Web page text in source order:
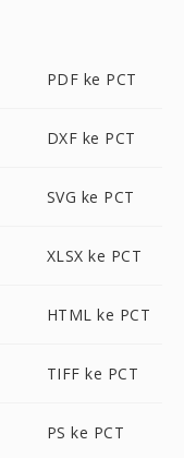
PDF ke PCT
DXF ke PCT
SVG ke PCT
XLSX ke PCT
HTML ke PCT
TIFF ke PCT
PS ke PCT